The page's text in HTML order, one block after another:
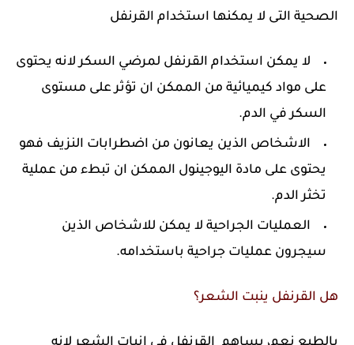
الصحية التى لا يمكنها استخدام القرنفل
لا يمكن استخدام القرنفل لمرضي السكر لانه يحتوى
على مواد كيميائية من الممكن ان تؤثر على مستوى
السكر في الدم.
الاشخاص الذين يعانون من اضطرابات النزيف فهو
يحتوى على مادة اليوجينول الممكن ان تبطء من عملية
تخثر الدم.
العمليات الجراحية لا يمكن للاشخاص الذين
سيجرون عمليات جراحية باستخدامه.
هل القرنفل ينبت الشعر؟